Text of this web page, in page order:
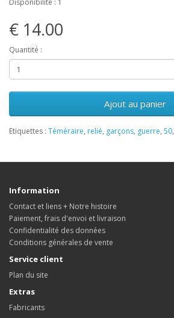
Disponibilité : 1
€ 14.00
Quantité :
Ajout au panier
Etiquettes : Téméraire, relié, garçons, guerre, 50,
Information
Contact et liens + Notre histoire
Paiement, frais d'envoi et livraison
Confidentialité des données
Conditions générales de vente
Service client
Plan du site
Extras
Fabricants